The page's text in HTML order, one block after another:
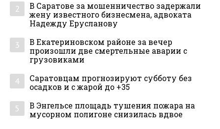
2
В Саратове за мошенничество задержали
жену известного бизнесмена, адвоката
Надежду Ерусланову
3
В Екатериновском районе за вечер
произошли две смертельные аварии с
грузовиками
4
Саратовцам прогнозируют субботу без
осадков и с жарой до +35
5
В Энгельсе площадь тушения пожара на
мусорном полигоне снизилась вдвое